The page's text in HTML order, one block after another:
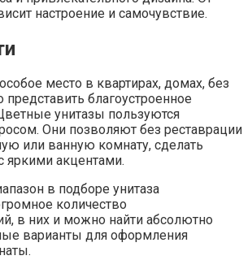
настроение и самочувствие.
место в квартирах, домах, без
благоустроенное
унитазы пользуются
Они позволяют без реставрации
или ванную комнату, сделать
яркими акцентами.
в подборе унитаза
количество
в них и можно найти абсолютно
варианты для оформления